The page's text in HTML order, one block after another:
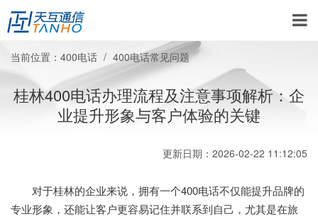
当前位置： 400电话 400电话常见问题
桂林400电话办理流程及注意事项解析：企
业提升形象与客户体验的关键
更新日期：2026-02-22 11:12:05
对于桂林的企业来说，拥有一个400电话不仅能提升品牌的
专业形象，还能让客户更容易记住并联系到自己，尤其是在旅